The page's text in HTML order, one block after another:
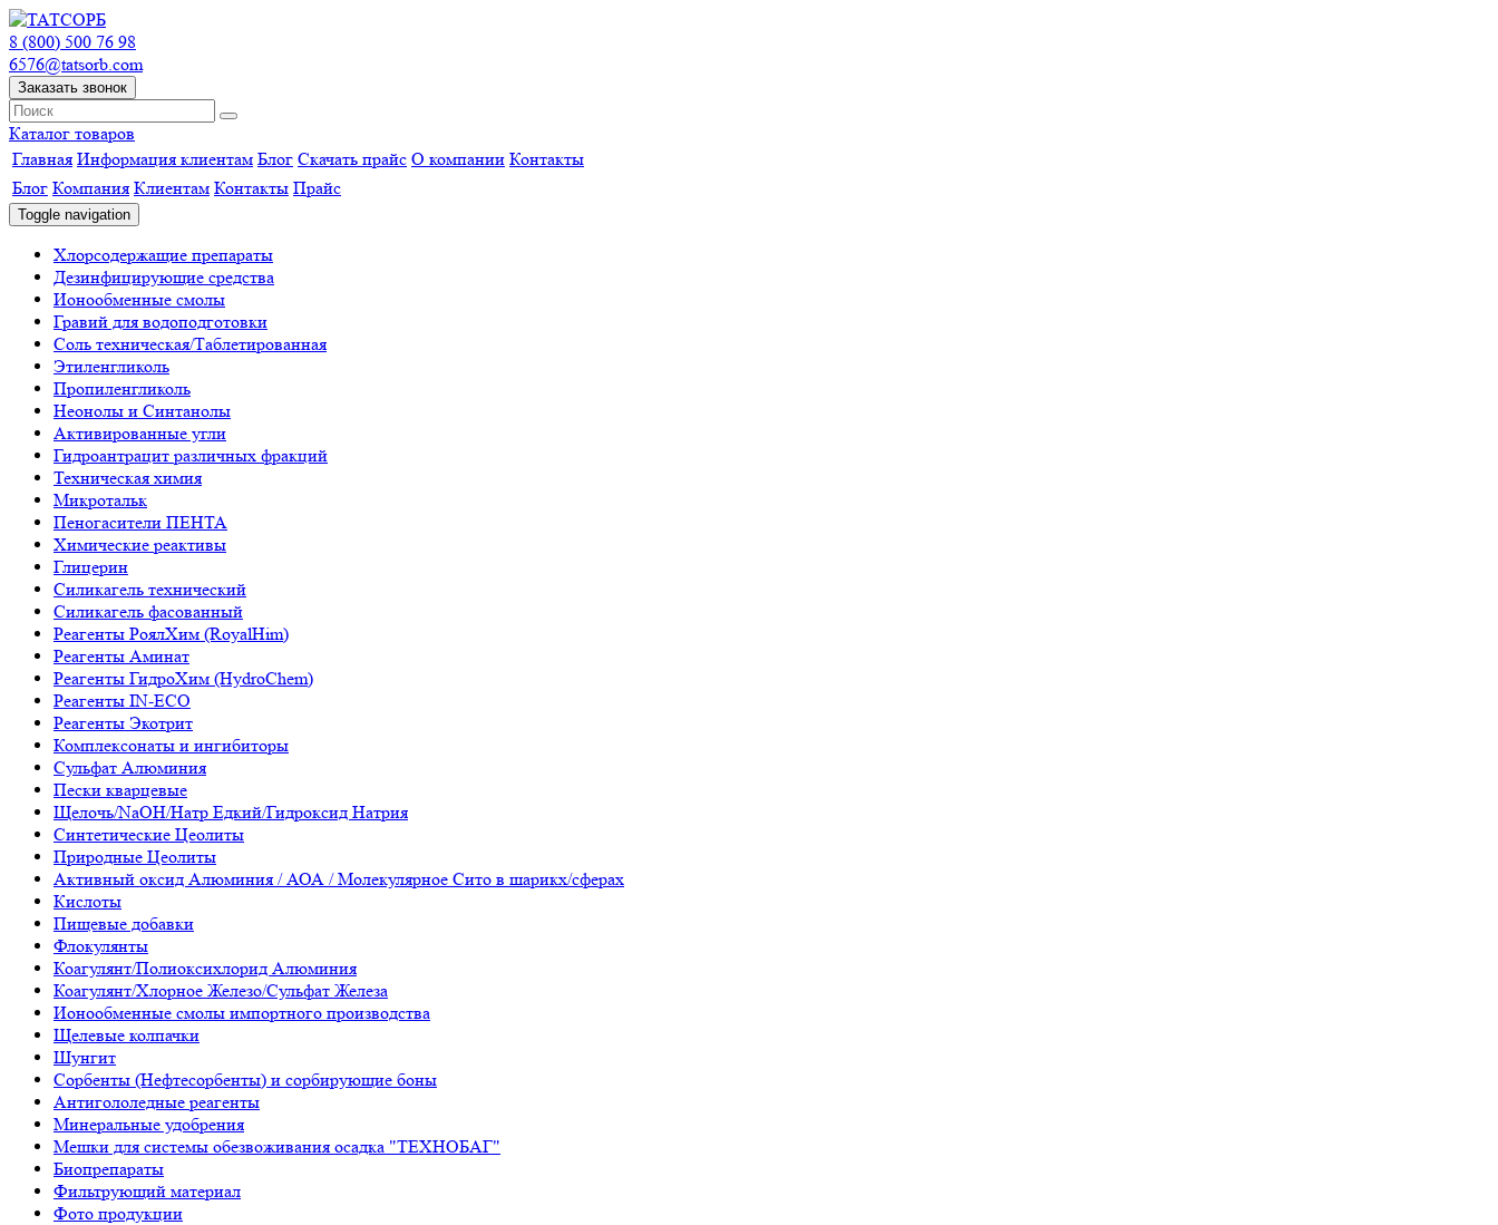
8 (800) 500 76 98
6576@tatsorb.com
Заказать звонок
Каталог товаров
Главная Информация клиентам Блог Скачать прайс О компании Контакты
Блог Компания Клиентам Контакты Прайс
Toggle navigation
Хлорсодержащие препараты
Дезинфицирующие средства
Ионообменные смолы
Гравий для водоподготовки
Соль техническая/Таблетированная
Этиленгликоль
Пропиленгликоль
Неонолы и Синтанолы
Активированные угли
Гидроантрацит различных фракций
Техническая химия
Микротальк
Пеногасители ПЕНТА
Химические реактивы
Глицерин
Силикагель технический
Силикагель фасованный
Реагенты РоялХим (RoyalHim)
Реагенты Аминат
Реагенты ГидроХим (HydroChem)
Реагенты IN-ECO
Реагенты Экотрит
Комплексонаты и ингибиторы
Сульфат Алюминия
Пески кварцевые
Щелочь/NaOH/Натр Едкий/Гидроксид Натрия
Синтетические Цеолиты
Природные Цеолиты
Активный оксид Алюминия / АОА / Молекулярное Сито в шарикх/сферах
Кислоты
Пищевые добавки
Флокулянты
Коагулянт/Полиоксихлорид Алюминия
Коагулянт/Хлорное Железо/Сульфат Железа
Ионообменные смолы импортного производства
Щелевые колпачки
Шунгит
Сорбенты (Нефтесорбенты) и сорбирующие боны
Антигололедные реагенты
Минеральные удобрения
Мешки для системы обезвоживания осадка "ТЕХНОБАГ"
Биопрепараты
Фильтрующий материал
Фото продукции